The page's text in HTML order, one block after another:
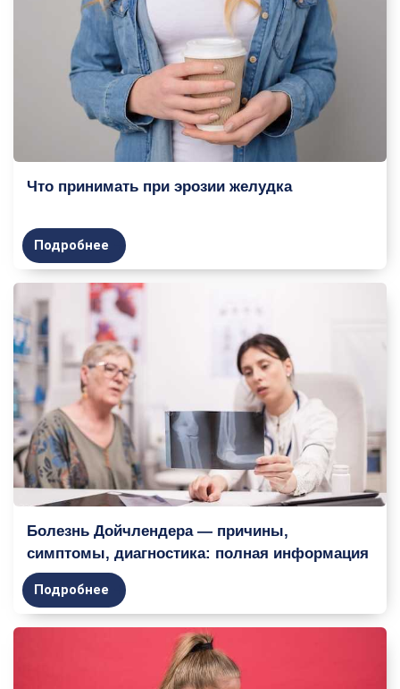
Что принимать при эрозии желудка
Подробнее
Болезнь Дойчлендера — причины,
симптомы, диагностика: полная информация
Подробнее